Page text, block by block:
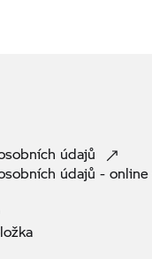
údajů
údajů - online